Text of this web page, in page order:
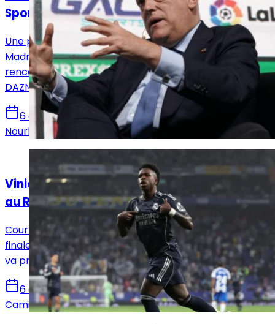
Sports après 14 ans
Une page se tourne pour les supporters du Real
Madrid. Après 14 saisons passées sur beIN Sports, les
rencontres de Liga seront désormais diffusées sur
DAZN et Disney+ à partir de la saison 2026-2027.
6 août 2026
Nourhane Haroui
Vinicius Jr a décidé de prolonger l’aventure
au Real Madrid !
Courtisé avec insistance par Arsenal, Vinicius Jr a
finalement choisi de rester au Real Madrid. Le Brésilien
va prolonger son aventure avec les Merengues.
6 août 2026
Camille Santos